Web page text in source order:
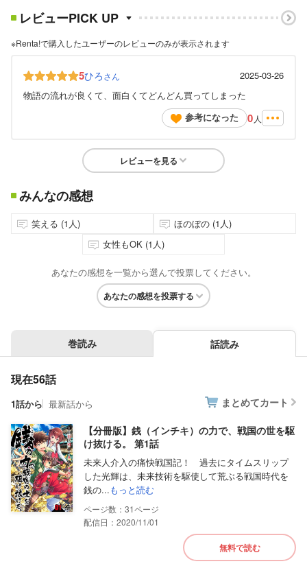
レビューPICK UP
※Renta!で購入したユーザーのレビューのみが表示されます
5ひろさん
2025-03-26
物語の流れが良くて、面白くてどんどん買ってしまった
参考になった
0 人
レビューを見る
みんなの感想
笑える (1人)
ほのぼの (1人)
女性もOK (1人)
あなたの感想を一覧から選んで投票してください。
あなたの感想を投票する
巻読み 話読み
現在56話
1話から 最新話から まとめてカート
【分冊版】銭（インチキ）の力で、戦国の世を駆
け抜ける。 第1話
未来人介入の痛快戦国記！ 過去にタイムスリップ
した光輝は、未来技術を駆使して荒ぶる戦国時代を
銭の...もっと読む
31
配信日：2020/11/01
無料で読む